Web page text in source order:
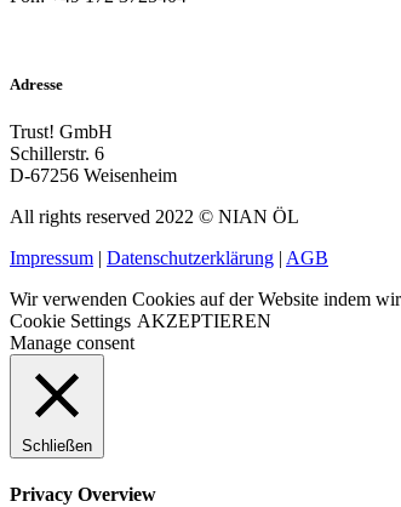
Adresse
Trust! GmbH
Schillerstr. 6
D-67256 Weisenheim
All rights reserved 2022 © NIAN ÖL
Impressum | Datenschutzerklärung | AGB
Wir verwenden Cookies auf der Website indem
Cookie Settings AKZEPTIEREN
Manage consent
Schließen
Privacy Overview